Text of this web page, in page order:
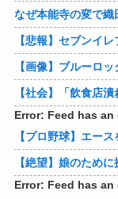
なぜ本能寺の変で
【悲報】セブンイ
【画像】ブルーロ
Error: Feed has
Error: Feed has